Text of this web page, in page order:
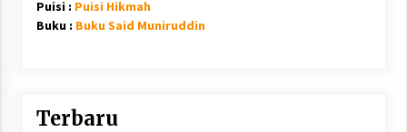
Puisi : Puisi Hikmah
Buku : Buku Said Muniruddin
Terbaru